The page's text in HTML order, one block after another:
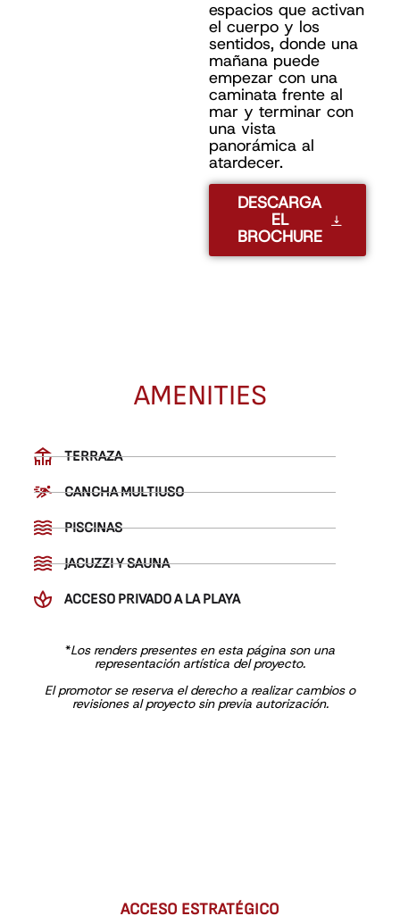
espacios que activan
el cuerpo y los
sentidos, donde una
mañana puede
empezar con una
caminata frente al
mar y terminar con
una vista
panorámica al
atardecer.
DESCARGA
EL
BROCHURE
AMENITIES
TERRAZA
CANCHA MULTIUSO
PISCINAS
JACUZZI Y SAUNA
ACCESO PRIVADO A LA PLAYA
*Los renders presentes en esta página son una
representación artística del proyecto.
El promotor se reserva el derecho a realizar cambios o
revisiones al proyecto sin previa autorización.
ACCESO ESTRATÉGICO